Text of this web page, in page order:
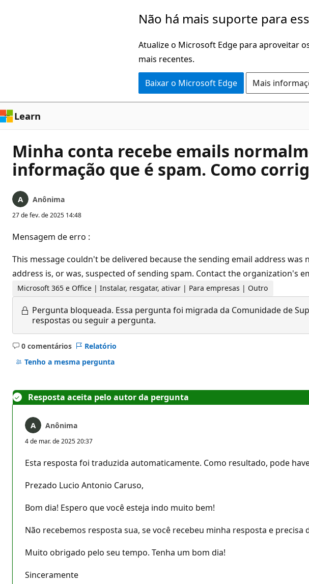
Não há mais suporte para
Atualize o Microsoft Edge para aproveitar
mais recentes.
Baixar o Microsoft Edge Mais
Learn
Minha conta recebe emails
informação que é spam. Como
Anônima
27 de fev. de 2025 14:48
Mensagem de erro :
This message couldn't be delivered because the sending email address
address is, or was, suspected of sending spam. Contact the organization's
Microsoft 365 e Office | Instalar, resgatar, ativar | Para empresas | Outro
Pergunta bloqueada. Essa pergunta foi migrada da Comunidade de
respostas ou seguir a pergunta.
0 comentários
Sem
comentários
Relatório
Tenho a mesma pergunta
Resposta aceita pelo autor da pergunta
Anônima
4 de mar. de 2025 20:37
Esta resposta foi traduzida automaticamente. Como resultado, pode
Prezado Lucio Antonio Caruso,
Bom dia! Espero que você esteja indo muito bem!
Não recebemos resposta sua, se você recebeu minha resposta e
Muito obrigado pelo seu tempo. Tenha um bom dia!
Sinceramente